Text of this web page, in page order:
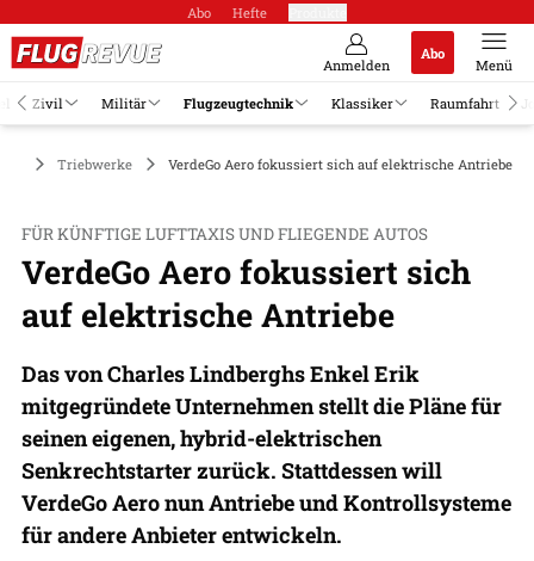
Abo Hefte
Anmelden
Abo
Menü
Zivil Militär Flugzeugtechnik Klassiker Raumfahrt
Triebwerke VerdeGo Aero fokussiert sich auf elektrische Antriebe
FÜR KÜNFTIGE LUFTTAXIS UND FLIEGENDE AUTOS
VerdeGo Aero fokussiert sich
auf elektrische Antriebe
Das von Charles Lindberghs Enkel Erik
mitgegründete Unternehmen stellt die Pläne für
seinen eigenen, hybrid-elektrischen
Senkrechtstarter zurück. Stattdessen will
VerdeGo Aero nun Antriebe und Kontrollsysteme
für andere Anbieter entwickeln.